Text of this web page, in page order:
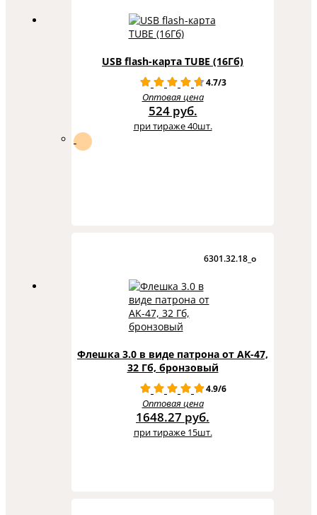
USB flash-карта TUBE (16Гб)
4.7/3
Оптовая цена
524 руб.
при тираже 40шт.
6301.32.18_o
Флешка 3.0 в виде патрона от AK-47,
32 Гб, бронзовый
4.9/6
Оптовая цена
1648.27 руб.
при тираже 15шт.